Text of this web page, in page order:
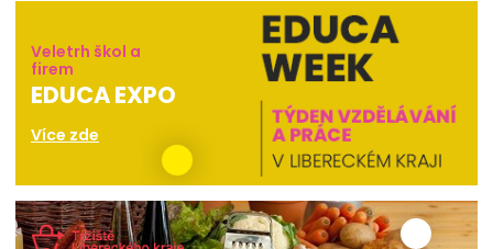
Veletrh škol a
firem
EDUCA EXPO
Více zde